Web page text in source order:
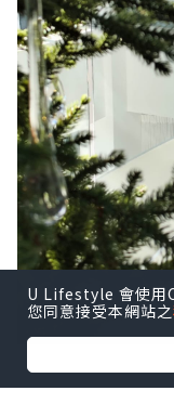
U Lifestyle 會使用
您同意接受本網站之